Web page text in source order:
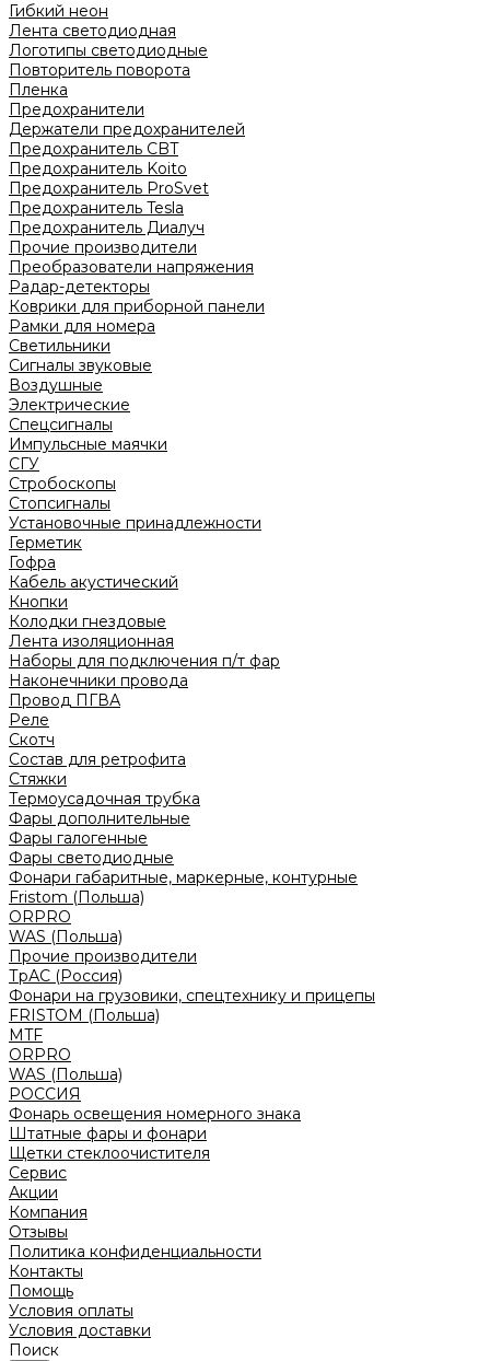
Гибкий неон
Лента светодиодная
Логотипы светодиодные
Повторитель поворота
Пленка
Предохранители
Держатели предохранителей
Предохранитель CBT
Предохранитель Koito
Предохранитель ProSvet
Предохранитель Tesla
Предохранитель Диалуч
Прочие производители
Преобразователи напряжения
Радар-детекторы
Коврики для приборной панели
Рамки для номера
Светильники
Сигналы звуковые
Воздушные
Электрические
Спецсигналы
Импульсные маячки
СГУ
Стробоскопы
Стопсигналы
Установочные принадлежности
Герметик
Гофра
Кабель акустический
Кнопки
Колодки гнездовые
Лента изоляционная
Наборы для подключения п/т фар
Наконечники провода
Провод ПГВА
Реле
Скотч
Состав для ретрофита
Стяжки
Термоусадочная трубка
Фары дополнительные
Фары галогенные
Фары светодиодные
Фонари габаритные, маркерные, контурные
Fristom (Польша)
ORPRO
WAS (Польша)
Прочие производители
ТрАС (Россия)
Фонари на грузовики, спецтехнику и прицепы
FRISTOM (Польша)
MTF
ORPRO
WAS (Польша)
РОССИЯ
Фонарь освещения номерного знака
Штатные фары и фонари
Щетки стеклоочистителя
Сервис
Акции
Компания
Отзывы
Политика конфиденциальности
Контакты
Помощь
Условия оплаты
Условия доставки
Поиск